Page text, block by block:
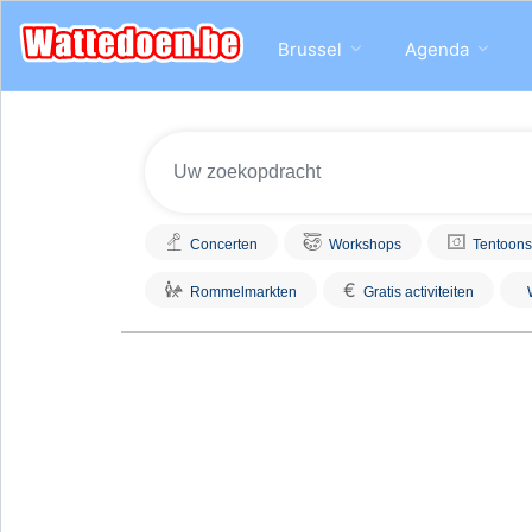
Brussel Agenda
Concerten Workshops
Rommelmarkten € Gratis activiteiten